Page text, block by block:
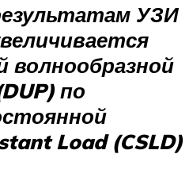
УЗИ
волнообразной
по
Load (CSLD)